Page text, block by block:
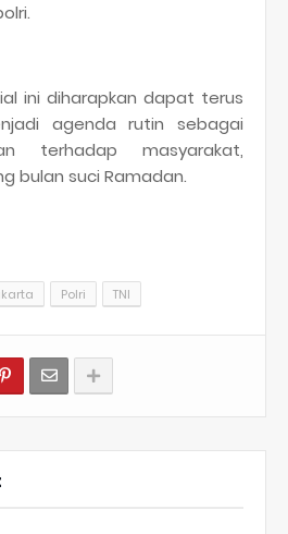
ini diharapkan dapat terus
agenda rutin sebagai
terhadap masyarakat,
bulan suci Ramadan.
Polri TNI